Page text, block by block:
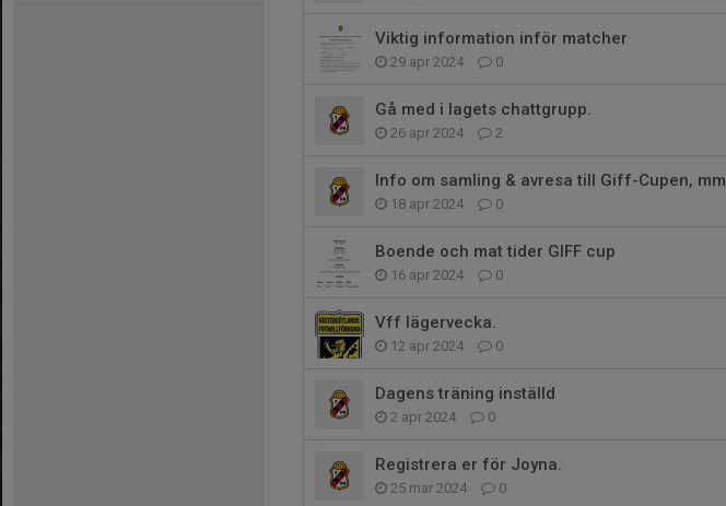
Viktig information inför matcher
29 apr 2024 0
Gå med i lagets chattgrupp.
26 apr 2024 2
Info om samling & avresa till Giff-Cupen, mm
18 apr 2024 0
Boende och mat tider GIFF cup
16 apr 2024 0
Vff lägervecka.
12 apr 2024 0
Dagens träning inställd
2 apr 2024 0
Registrera er för Joyna.
25 mar 2024 0